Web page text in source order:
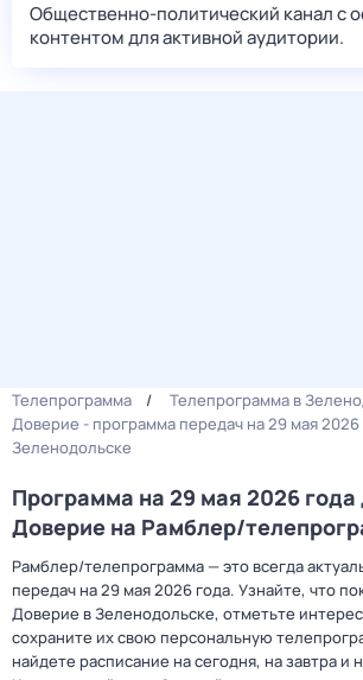
Общественно-политический канал с
контентом для активной аудитории.
Телепрограмма
Телепрограмма в
Доверие - программа передач на 29 мая 2026
Зеленодольске
Программа на 29 мая 2026 года
Доверие на Рамблер/
Рамблер/телепрограмма — это всегда
передач на 29 мая 2026 года. Узнайте, что
Доверие в Зеленодольске, отметьте
сохраните их свою персональную
найдете расписание на сегодня, на завтра и